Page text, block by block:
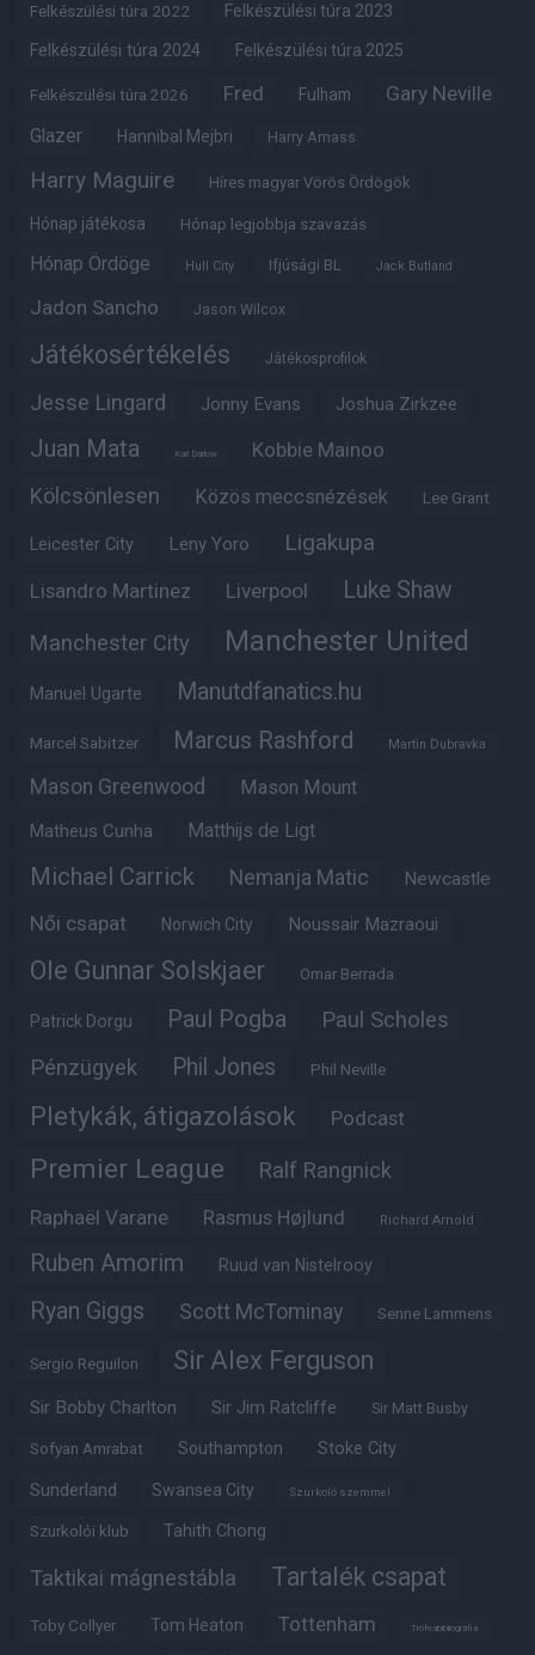
Felkészülési túra 2022 Felkészülési túra 2023
Felkészülési túra 2024 Felkészülési túra 2025
Felkészülési túra 2026 Fred Fulham Gary Neville
Glazer Hannibal Mejbri Harry Amass
Harry Maguire Híres magyar Vörös Ördögök
Hónap játékosa Hónap legjobbja szavazás
Hónap Ördöge Hull City Ifjúsági BL Jack Butland
Jadon Sancho Jason Wilcox
Játékosértékelés Játékosprofilok
Jesse Lingard Jonny Evans Joshua Zirkzee
Juan Mata Karl Darlow Kobbie Mainoo
Kölcsönlesen Közös meccsnézések Lee Grant
Leicester City Leny Yoro Ligakupa
Lisandro Martinez Liverpool Luke Shaw
Manchester City Manchester United
Manuel Ugarte Manutdfanatics.hu
Marcel Sabitzer Marcus Rashford Martin Dubravka
Mason Greenwood Mason Mount
Matheus Cunha Matthijs de Ligt
Michael Carrick Nemanja Matic Newcastle
Női csapat Norwich City Noussair Mazraoui
Ole Gunnar Solskjaer Omar Berrada
Patrick Dorgu Paul Pogba Paul Scholes
Pénzügyek Phil Jones Phil Neville
Pletykák, átigazolások Podcast
Premier League Ralf Rangnick
Raphaël Varane Rasmus Højlund Richard Arnold
Ruben Amorim Ruud van Nistelrooy
Ryan Giggs Scott McTominay Senne Lammens
Sergio Reguilon Sir Alex Ferguson
Sir Bobby Charlton Sir Jim Ratcliffe Sir Matt Busby
Sofyan Amrabat Southampton Stoke City
Sunderland Swansea City Szurkoló szemmel
Szurkolói klub Tahith Chong
Taktikai mágnestábla Tartalék csapat
Toby Collyer Tom Heaton Tottenham Trófeabibliográfia